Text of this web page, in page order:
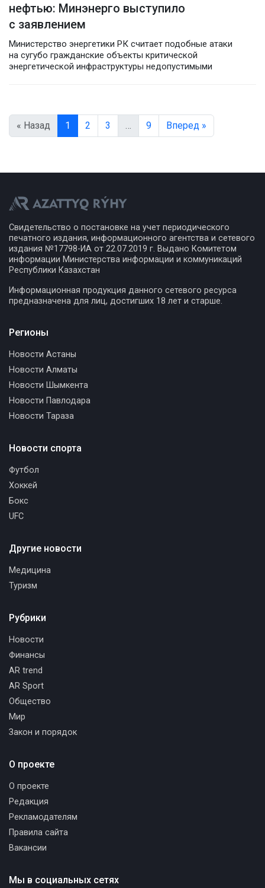
нефтью: Минэнерго выступило
с заявлением
Министерство энергетики РК считает подобные атаки
на сугубо гражданские объекты критической
энергетической инфраструктуры недопустимыми
« Назад 1 2 3 9 Вперед »
Свидетельство о постановке на учет периодического
печатного издания, информационного агентства и сетевого
издания №17798-ИА от 22.07.2019 г. Выдано Комитетом
информации Министерства информации и коммуникаций
Республики Казахстан
Информационная продукция данного сетевого ресурса
предназначена для лиц, достигших 18 лет и старше.
Регионы
Новости Астаны
Новости Алматы
Новости Шымкента
Новости Павлодара
Новости Тараза
Новости спорта
Футбол
Хоккей
Бокс
UFC
Другие новости
Медицина
Туризм
Мы в социальных сетях
Рубрики
Новости
Финансы
AR trend
AR Sport
Общество
Мир
Закон и порядок
О проекте
О проекте
Редакция
Рекламодателям
Правила сайта
Вакансии